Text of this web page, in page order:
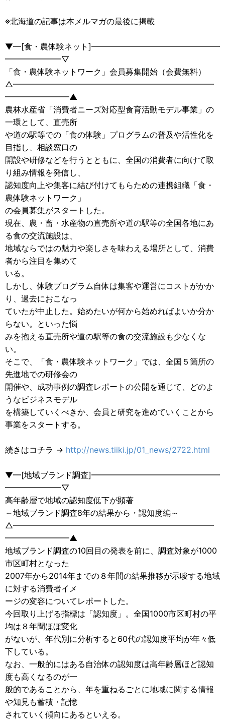
※北海道の記事は本メルマガの最後に掲載
▼━[食・農体験ネット]━━━━━━━━━━━━━━━━
━━━━━━━▽
「食・農体験ネットワーク」会員募集開始（会費無料）
△━━━━━━━━━━━━━━━━━━━━━━━━━
━━━━━━━━▲
農林水産省「消費者ニーズ対応型食育活動モデル事業」の
一環として、直売所
や道の駅等での「食の体験」プログラムの普及や活性化を
目指し、相談窓口の
開設や研修などを行うとともに、全国の消費者に向けて取
り組み情報を発信し、
認知度向上や集客に結び付けてもらための連携組織「食・
農体験ネットワーク」
の会員募集がスタートした。
現在、農・畜・水産物の直売所や道の駅等の全国各地にあ
る食の交流施設は、
地域ならではの魅力や楽しさを味わえる場所として、消費
者から注目を集めて
いる。
しかし、体験プログラム自体は集客や運営にコストがかか
り、過去におこなっ
ていたが中止した。始めたいが何から始めればよいか分か
らない。といった悩
みを抱える直売所や道の駅等の食の交流施設も少なくな
い。
そこで、「食・農体験ネットワーク」では、全国５箇所の
先進地での研修会の
開催や、成功事例の調査レポートの公開を通じて、どのよ
うなビジネスモデル
を構築していくべきか、会員と研究を進めていくことから
事業をスタートする。
続きはコチラ → http://news.tiiki.jp/01_news/2722.html
▼━[地域ブランド調査]━━━━━━━━━━━━━━━━
━━━━━━━▽
高年齢層で地域の認知度低下が顕著
～地域ブランド調査8年の結果から・認知度編～
△━━━━━━━━━━━━━━━━━━━━━━━━━
━━━━━━━━▲
地域ブランド調査の10回目の発表を前に、調査対象が1000
市区町村となった
2007年から2014年までの８年間の結果推移が示唆する地域
に対する消費者イメ
ージの変容についてレポートした。
今回取り上げる指標は「認知度」。全国1000市区町村の平
均は８年間ほぼ変化
がないが、年代別に分析すると60代の認知度平均が年々低
下している。
なお、一般的にはある自治体の認知度は高年齢層ほど認知
度も高くなるのが一
般的であることから、年を重ねるごとに地域に関する情報
や知見も蓄積・記憶
されていく傾向にあるといえる。